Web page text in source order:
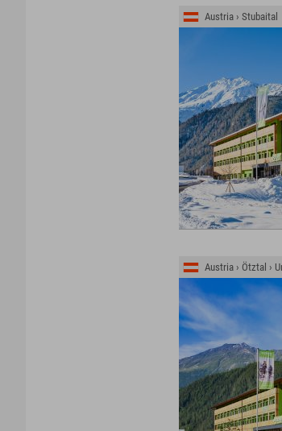
Austria › Stubaital
Austria › Ötztal ›